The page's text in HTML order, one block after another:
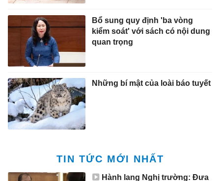
Bổ sung quy định 'ba vòng
kiểm soát' với sách có nội dung
quan trọng
Những bí mật của loài báo tuyết
TIN TỨC MỚI NHẤT
Hành lang Nghị trường: Đưa